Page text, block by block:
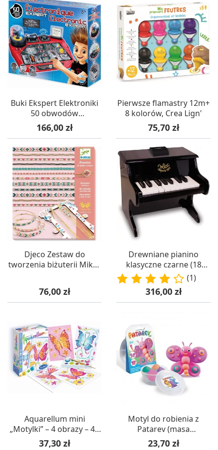
Buki Ekspert Elektroniki
50 obwodów
elektrycznych +8
Cena
166,00 zł
Pierwsze flamastry 12m+
8 kolorów, Crea Lign'
Cena
75,70 zł
Djeco Zestaw do
tworzenia biżuterii Mikro
Cena
76,00 zł
Drewniane pianino
klasyczne czarne (18
klawiszy) – 3+ Vilac
(1)
Cena
316,00 zł
Aquarellum mini
„Motylki” – 4 obrazy – 4+
SentoSphere
Cena
37,30 zł
Motyl do robienia z
Patarev (masa
jedwabna), SentoSphere
Cena
23,70 zł